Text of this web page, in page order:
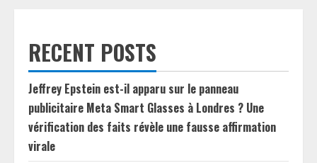
RECENT POSTS
Jeffrey Epstein est-il apparu sur le panneau
publicitaire Meta Smart Glasses à Londres ? Une
vérification des faits révèle une fausse affirmation
virale